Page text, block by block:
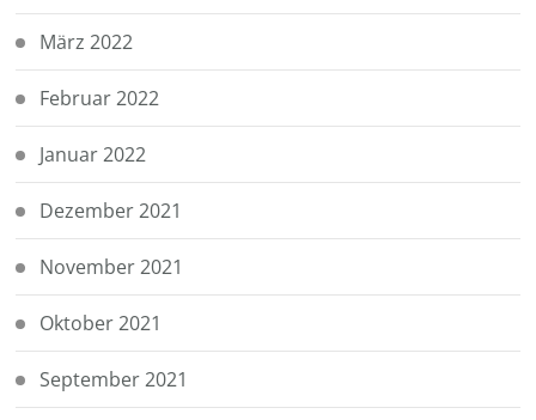
März 2022
Februar 2022
Januar 2022
Dezember 2021
November 2021
Oktober 2021
September 2021